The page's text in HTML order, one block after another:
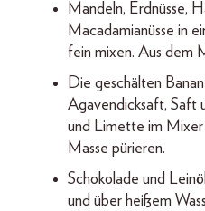
Mandeln, Erdnüsse,
Macadamianüsse in
fein mixen. Aus dem
Die geschälten
Agavendicksaft, Saft
und Limette im Mixer
Masse pürieren.
Schokolade und
und über heißem